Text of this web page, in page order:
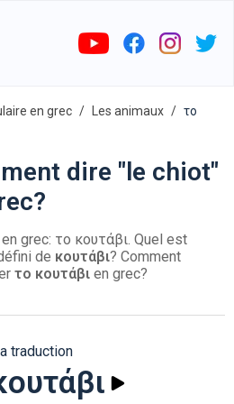
en grec Les animaux
το
dire "le chiot"
en grec: το κουτάβι. Quel est
de κουτάβι? Comment
το κουτάβι en grec?
traduction